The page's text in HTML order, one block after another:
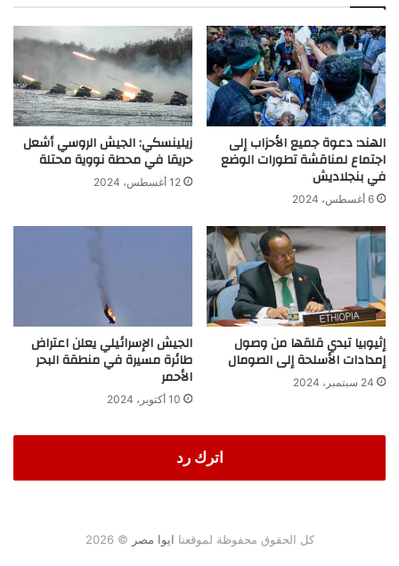
الهند: دعوة جميع الأحزاب إلى
اجتماع لمناقشة تطورات الوضع
في بنجلاديش
6 أغسطس، 2024
زيلينسكي: الجيش الروسي أشعل
حريقا في محطة نووية محتلة
12 أغسطس، 2024
إثيوبيا تبدي قلقها من وصول
إمدادات الأسلحة إلى الصومال
24 سبتمبر، 2024
الجيش الإسرائيلي يعلن اعتراض
طائرة مسيرة في منطقة البحر
الأحمر
10 أكتوبر، 2024
اترك رد
كل الحقوق محفوظة لموقعنا ايوا مصر © 2026